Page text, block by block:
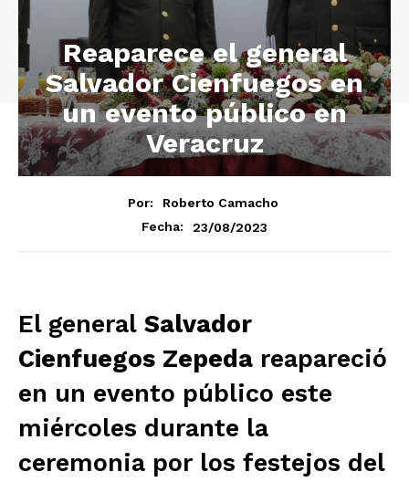
Reaparece el general
Salvador Cienfuegos en
un evento público en
Veracruz
Por:
Roberto Camacho
Fecha:
23/08/2023
El general Salvador
Cienfuegos Zepeda reapareció
en un evento público este
miércoles durante la
ceremonia por los festejos del